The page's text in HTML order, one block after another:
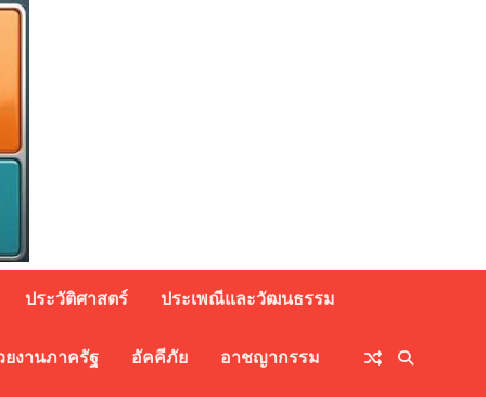
ประวัติศาสตร์ ประเพณีและวัฒนธรรม
ยงานภาครัฐ อัคคีภัย อาชญากรรม